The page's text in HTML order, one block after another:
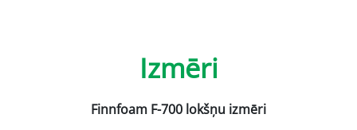
Izmēri
Finnfoam F-700 lokšņu izmēri